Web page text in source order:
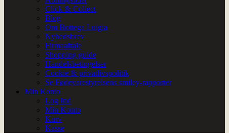
Click & Collect
Blog
Om Bottega Luigia
Nyhedsbrev
Firmaaftale
Shopping guide
Handelsbetingelser
Cookie & privatlivspolitik
Se Fødevarestyrelsens smiley-rapporter
Min Konto
Log Ind
Min Konto
Kurv
Kasse